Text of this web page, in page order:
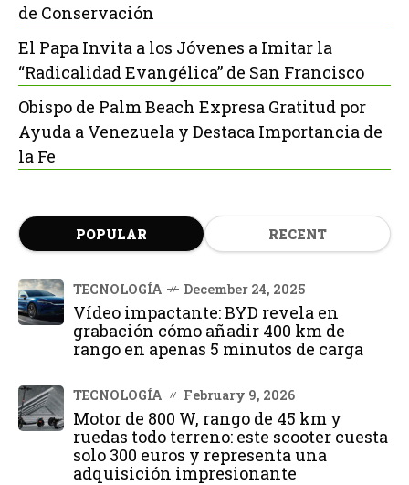
de Conservación
El Papa Invita a los Jóvenes a Imitar la
“Radicalidad Evangélica” de San Francisco
Obispo de Palm Beach Expresa Gratitud por
Ayuda a Venezuela y Destaca Importancia de
la Fe
POPULAR RECENT
TECNOLOGÍA December 24, 2025
Vídeo impactante: BYD revela en
grabación cómo añadir 400 km de
rango en apenas 5 minutos de carga
TECNOLOGÍA February 9, 2026
Motor de 800 W, rango de 45 km y
ruedas todo terreno: este scooter cuesta
solo 300 euros y representa una
adquisición impresionante